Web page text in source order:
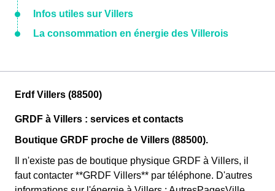
Infos utiles sur Villers
La consommation en énergie des Villerois
Erdf Villers (88500)
GRDF à Villers : services et contacts
Boutique GRDF proche de Villers (88500).
Il n'existe pas de boutique physique GRDF à Villers, il
faut contacter **GRDF Villers** par téléphone. D'autres